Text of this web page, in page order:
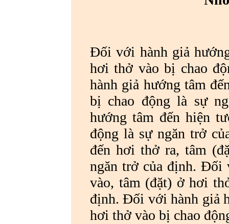
Đối với hành giả
hơi thở vào bị chao
hành giả hướng tâm
bị chao động là sự
hướng tâm đến hiện
động là sự ngăn trở
đến hơi thở ra, tâm
ngăn trở của định. Đối
vào, tâm (đặt) ở hơi
định. Đối với hành giả
hơi thở vào bị chao